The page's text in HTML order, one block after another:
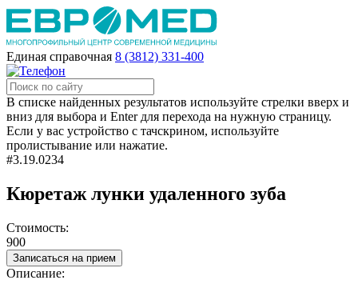
Единая справочная 8 (3812) 331-400
В списке найденных результатов используйте стрелки вверх и
вниз для выбора и Enter для перехода на нужную страницу.
Если у вас устройство с тачскрином, используйте
пролистывание или нажатие.
#3.19.0234
Кюретаж лунки удаленного зуба
Стоимость:
900
Записаться на прием
Описание: